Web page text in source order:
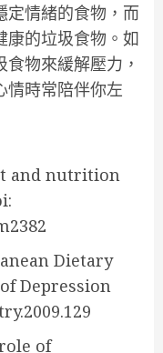
定情緒的食物，而
康的垃圾食物。如
物來緩解壓力，
情時常陪伴你左
and nutrition
Dietary
Depression
of